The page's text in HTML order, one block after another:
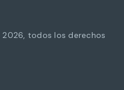
2026, todos los derechos